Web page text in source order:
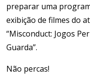
preparar uma
exibição de filmes do
“Misconduct: Jogos
Guarda”.
Não percas!